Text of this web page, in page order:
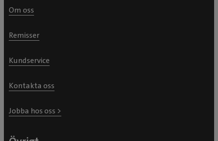
Om oss
Remisser
Kundservice
Kontakta oss
Jobba hos oss >